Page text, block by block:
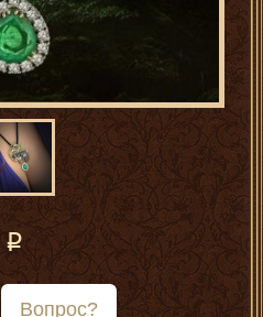
Вопрос?